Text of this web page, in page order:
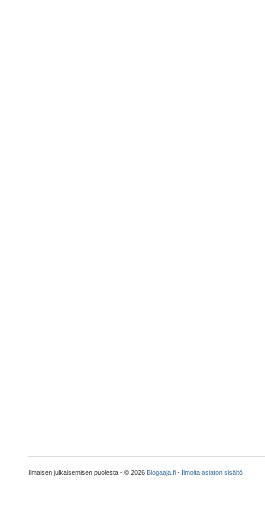
Ilmaisen julkaisemisen puolesta - © 2026 Blogaaja.fi- Ilmoita asiaton sisältö